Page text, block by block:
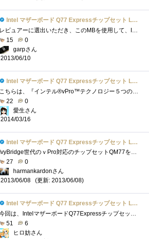
Intel マザーボード Q77 Expressチップセット LGA1155 BOXDQ77MK 【Micro-ATX】
15
0
garpさん
2013/06/10
Intel マザーボード Q77 Expressチップセット LGA1155 BOXDQ77MK 【Micro-ATX】
22
0
愛生さん
2014/03/16
Intel マザーボード Q77 Expressチップセット LGA1155 BOXDQ77MK 【Micro-ATX】
27
0
harmankardonさん
2013/06/08
(更新: 2013/06/08)
Intel マザーボード Q77 Expressチップセット LGA1155 BOXDQ77MK 【Micro-ATX】
51
6
ヒロ妨さん